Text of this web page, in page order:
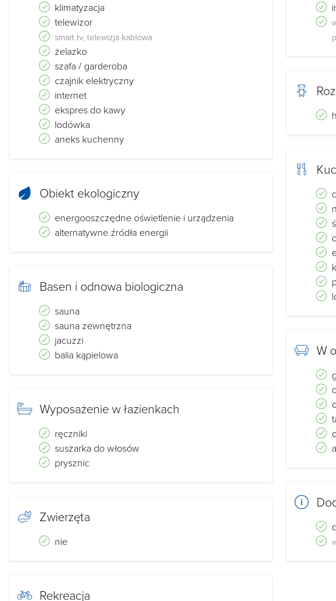
klimatyzacja
telewizor
smart tv, telewizja kablowa
żelazko
szafa / garderoba
czajnik elektryczny
internet
ekspres do kawy
lodówka
aneks kuchenny
Obiekt ekologiczny
energooszczędne oświetlenie i urządzenia
alternatywne źródła energii
Basen i odnowa biologiczna
sauna
sauna zewnętrzna
jacuzzi
balia kąpielowa
Wyposażenie w łazienkach
ręczniki
suszarka do włosów
prysznic
Zwierzęta
nie
Rekreacja
W